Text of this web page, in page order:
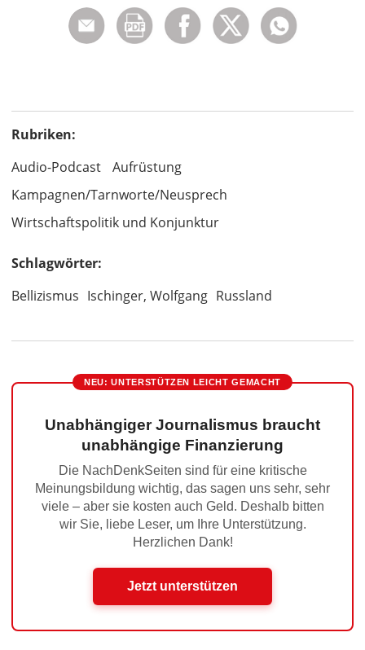
Rubriken:
Audio-Podcast
Aufrüstung
Kampagnen/Tarnworte/Neusprech
Wirtschaftspolitik und Konjunktur
Schlagwörter:
Bellizismus Ischinger, Wolfgang Russland
NEU: UNTERSTÜTZEN LEICHT GEMACHT
Unabhängiger Journalismus braucht
unabhängige Finanzierung
Die NachDenkSeiten sind für eine kritische
Meinungsbildung wichtig, das sagen uns sehr, sehr
viele – aber sie kosten auch Geld. Deshalb bitten
wir Sie, liebe Leser, um Ihre Unterstützung.
Herzlichen Dank!
Jetzt unterstützen